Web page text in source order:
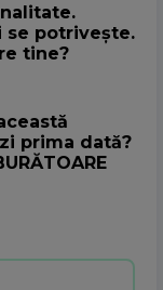
se potrivește.
tine?
prima dată?